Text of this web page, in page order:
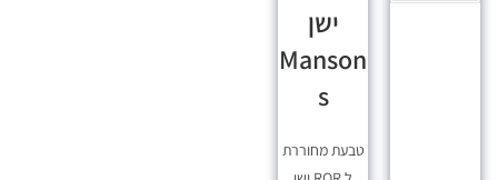
ישן
Manson
s
טבעת מחוררת